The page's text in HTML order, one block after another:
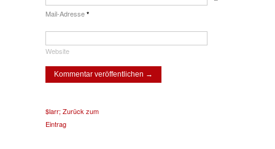
Mail-Adresse *
Website
$larr; Zurück zum
Eintrag